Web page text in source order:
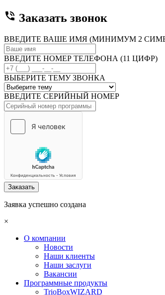
phone_in_talk Заказать звонок
ВВЕДИТЕ ВАШЕ ИМЯ (МИНИМУМ 2
ВВЕДИТЕ НОМЕР ТЕЛЕФОНА (11 ЦИФР)
ВЫБЕРИТЕ ТЕМУ ЗВОНКА
ВВЕДИТЕ СЕРИЙНЫЙ НОМЕР
Заказать
Заявка успешно создана
×
О компании
Новости
Наши клиенты
Наши заслуги
Вакансии
Программные продукты
TrioBoxWIZARD